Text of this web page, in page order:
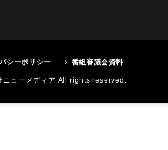
シーポリシー 番組審議会資料
ニューメディア All rights reserved.